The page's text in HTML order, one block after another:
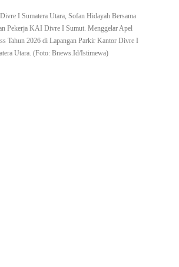
I Sumatera Utara, Sofan Hidayah Bersama
Pekerja KAI Divre I Sumut. Menggelar Apel
Tahun 2026 di Lapangan Parkir Kantor Divre I
Utara. (Foto: Bnews.Id/Istimewa)